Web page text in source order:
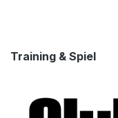
Training & Spiel